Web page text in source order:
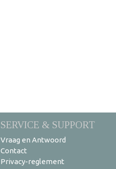
SERVICE & SUPPORT
Vraag en Antwoord
Contact
Privacy-reglement